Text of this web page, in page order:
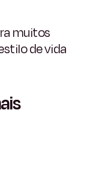
muitos
de vida